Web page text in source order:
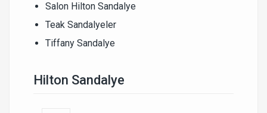
Salon Hilton Sandalye
Teak Sandalyeler
Tiffany Sandalye
Hilton Sandalye